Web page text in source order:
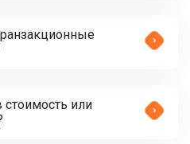
или